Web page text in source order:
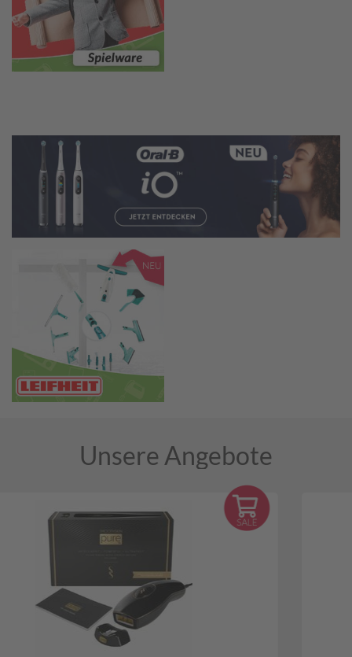
Unsere Angebote